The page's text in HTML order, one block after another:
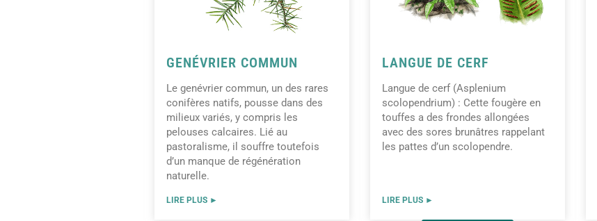
GENÉVRIER COMMUN
Le genévrier commun, un des rares
conifères natifs, pousse dans des
milieux variés, y compris les
pelouses calcaires. Lié au
pastoralisme, il souffre toutefois
d’un manque de régénération
naturelle.
LIRE PLUS ►
LANGUE DE CERF
Langue de cerf (Asplenium
scolopendrium) : Cette fougère en
touffes a des frondes allongées
avec des sores brunâtres rappelant
les pattes d’un scolopendre.
LIRE PLUS ►